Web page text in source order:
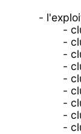
-
-
-
-
-
-
-
-
-
-